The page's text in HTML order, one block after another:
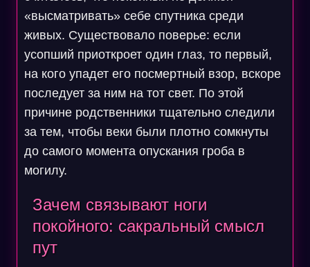
«высматривать» себе спутника среди
живых. Существовало поверье: если
усопший приоткроет один глаз, то первый,
на кого упадет его посмертный взор, вскоре
последует за ним на тот свет. По этой
причине родственники тщательно следили
за тем, чтобы веки были плотно сомкнуты
до самого момента опускания гроба в
могилу.
Зачем связывают ноги
покойного: сакральный смысл
пут